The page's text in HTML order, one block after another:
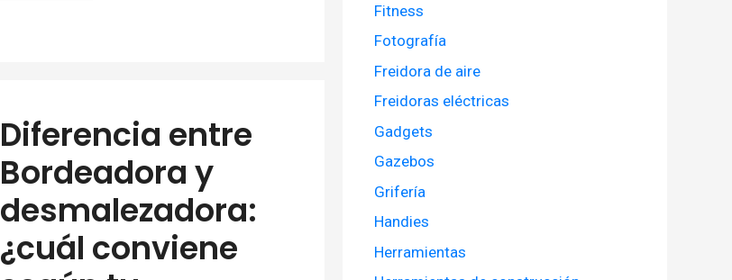
Diferencia entre
Bordeadora y
desmalezadora:
¿cuál conviene
Fitness
Fotografía
Freidora de aire
Freidoras eléctricas
Gadgets
Gazebos
Grifería
Handies
Herramientas